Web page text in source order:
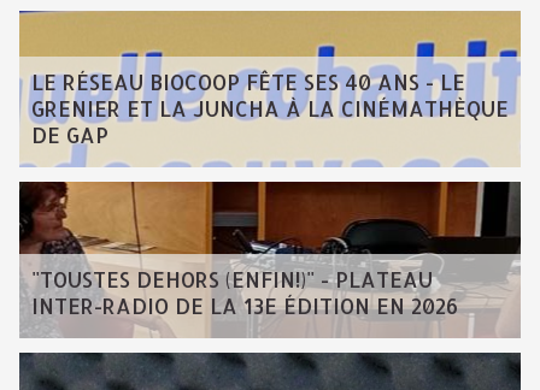
LE RÉSEAU BIOCOOP FÊTE SES 40 ANS - LE
GRENIER ET LA JUNCHA À LA CINÉMATHÈQUE
DE GAP
"TOUSTES DEHORS (ENFIN!)" - PLATEAU
INTER-RADIO DE LA 13E ÉDITION EN 2026